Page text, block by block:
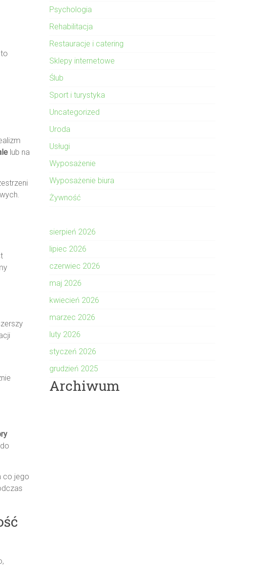
lub na
co jego
Psychologia
Rehabilitacja
Restauracje i catering
Sklepy internetowe
Ślub
Sport i turystyka
Uncategorized
Uroda
Usługi
Wyposażenie
Wyposażenie biura
Żywność
sierpień 2026
lipiec 2026
czerwiec 2026
maj 2026
kwiecień 2026
marzec 2026
luty 2026
styczeń 2026
grudzień 2025
Archiwum